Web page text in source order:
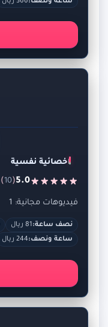
اخصائية نفسية
5.0
(
10
)
فيديوهات مجانية: 1
نصف ساعة:81 ريال
ساعة ونصف:244 ريال